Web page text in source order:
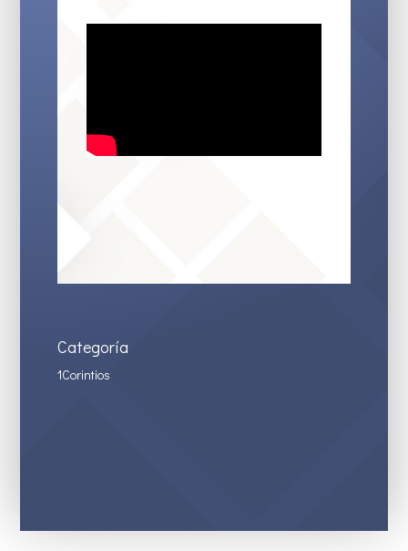
Categoría
1Corintios